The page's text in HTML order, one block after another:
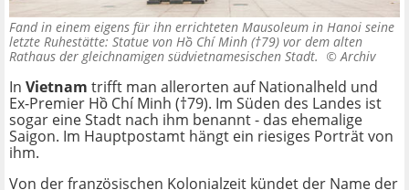
Fand in einem eigens für ihn errichteten Mausoleum in Hanoi seine
letzte Ruhestätte: Statue von Hồ Chí Minh (†79) vor dem alten
Rathaus der gleichnamigen südvietnamesischen Stadt. ©Archiv
In Vietnam trifft man allerorten auf Nationalheld und
Ex-Premier Hồ Chí Minh (†79). Im Süden des Landes ist
sogar eine Stadt nach ihm benannt - das ehemalige
Saigon. Im Hauptpostamt hängt ein riesiges Porträt von
ihm.
Von der französischen Kolonialzeit kündet der Name der